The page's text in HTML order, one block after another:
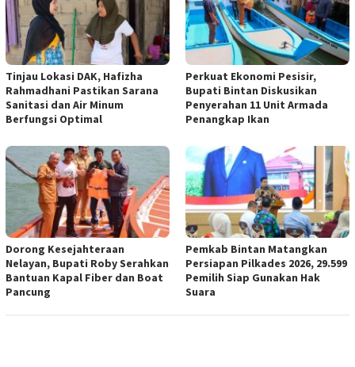
Tinjau Lokasi DAK, Hafizha
Rahmadhani Pastikan Sarana
Sanitasi dan Air Minum
Berfungsi Optimal
Perkuat Ekonomi Pesisir,
Bupati Bintan Diskusikan
Penyerahan 11 Unit Armada
Penangkap Ikan
Dorong Kesejahteraan
Nelayan, Bupati Roby Serahkan
Bantuan Kapal Fiber dan Boat
Pancung
Pemkab Bintan Matangkan
Persiapan Pilkades 2026, 29.599
Pemilih Siap Gunakan Hak
Suara